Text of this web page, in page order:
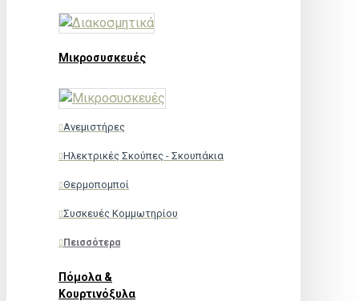
Μικροσυσκευές
Ανεμιστήρες
Ηλεκτρικές Σκούπες - Σκουπάκια
Θερμοπομποί
Συσκευές Κομμωτηρίου
Πεισσότερα
Πόμολα &
Κουρτινόξυλα